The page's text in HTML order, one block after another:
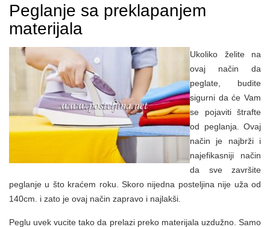
Peglanje sa preklapanjem
materijala
Ukoliko želite na
ovaj način da
peglate, budite
sigurni da će Vam
se pojaviti štrafte
od peglanja. Ovaj
način je najbrži i
najefikasniji način
da sve završite
peglanje u što kraćem roku. Skoro nijedna posteljina nije uža od
140cm. i zato je ovaj način zapravo i najlakši.
Peglu uvek vucite tako da prelazi preko materijala uzdužno. Samo